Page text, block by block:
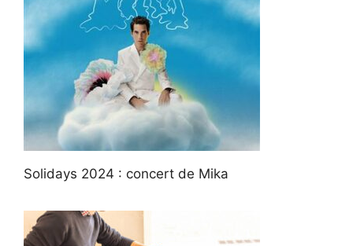
Solidays 2024 : concert de Mika